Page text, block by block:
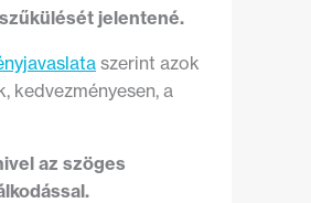
jelentené.
szerint azok
kedvezményesen, a
az szöges